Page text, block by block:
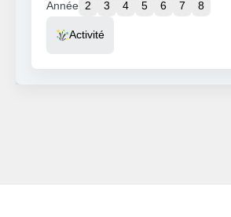
Année 2 3 4 5 6 7
8
Activité